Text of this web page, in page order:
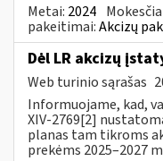
Metai: 2024
pakeitimai:Akcizų
Dėl LR akcizų
Web turinio sąrašas
Informuojame, kad,
XIV-2769[2]
planas tam tikroms
prekėms 2025–2027